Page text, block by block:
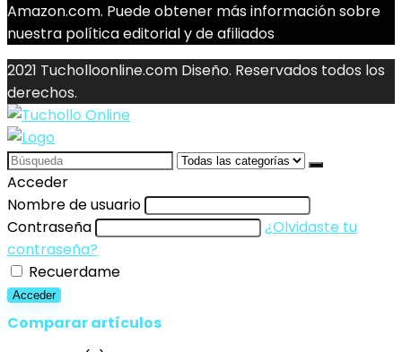
Amazon.com. Puede obtener más información sobre
nuestra política editorial y de afiliados
2021 Tucholloonline.com Diseño. Reservados todos los
derechos.
Search
for:
Acceder
Nombre de usuario
Contraseña
¿Olvidaste tu
contraseña?
Recuerdame
Acceder
Comparar artículos